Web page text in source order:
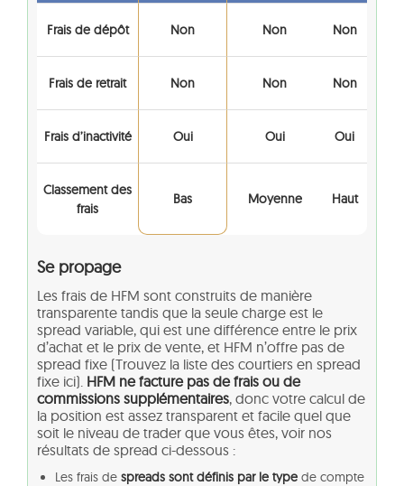
Frais de dépôt Non Non Non
Frais de retrait Non Non Non
Frais d’inactivité Oui Oui Oui
Classement des
frais
Bas Moyenne Haut
Se propage
Les frais de HFM sont construits de manière
transparente tandis que la seule charge est le
spread variable, qui est une différence entre le prix
d’achat et le prix de vente, et HFM n’offre pas de
spread fixe (Trouvez la liste des courtiers en spread
fixe ici). HFM ne facture pas de frais ou de
commissions supplémentaires, donc votre calcul de
la position est assez transparent et facile quel que
soit le niveau de trader que vous êtes, voir nos
résultats de spread ci-dessous :
Les frais de spreads sont définis par le type de compte